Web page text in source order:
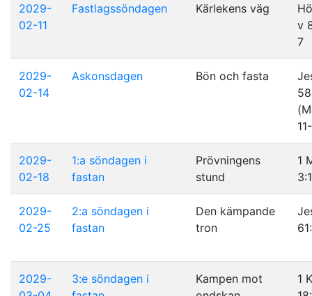
2029-
02-11
Fastlagssöndagen Kärlekens väg
v
7
2029-
02-14
Askonsdagen Bön och fasta
2029-
02-18
1:a söndagen i
fastan
Prövningens
stund
1
2029-
02-25
2:a söndagen i
fastan
Den kämpande
tron
2029-
3:e söndagen i
Kampen mot
1